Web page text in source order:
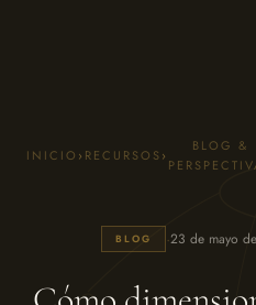
INICIO › RECURSOS›
BLOG &
BLOG ·23 de mayo